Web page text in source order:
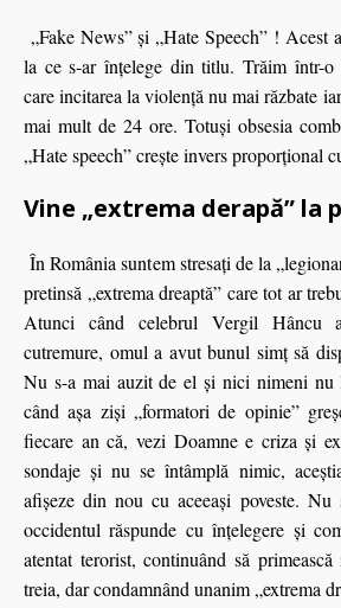
„Fake News” şi „Hate Speech” ! Acest
la ce s-ar înţelege din titlu. Trăim într-o
care incitarea la violenţă nu mai răzbate
mai mult de 24 ore. Totuşi obsesia
„Hate speech” creşte invers proporţional
Vine „extrema derapă” la
În România suntem stresaţi de la
pretinsă „extrema dreaptă” care tot ar
Atunci când celebrul Vergil Hâncu
cutremure, omul a avut bunul simţ să
Nu s-a mai auzit de el şi nici nimeni nu
când aşa zişi „formatori de opinie”
fiecare an că, vezi Doamne e criza şi
sondaje şi nu se întâmplă nimic,
afişeze din nou cu aceeaşi poveste.
occidentul răspunde cu înţelegere şi
atentat terorist, continuând să
treia, dar condamnând unanim „extrema